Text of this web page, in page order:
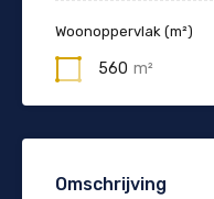
Woonoppervlak (m²)
560 m²
Omschrijving